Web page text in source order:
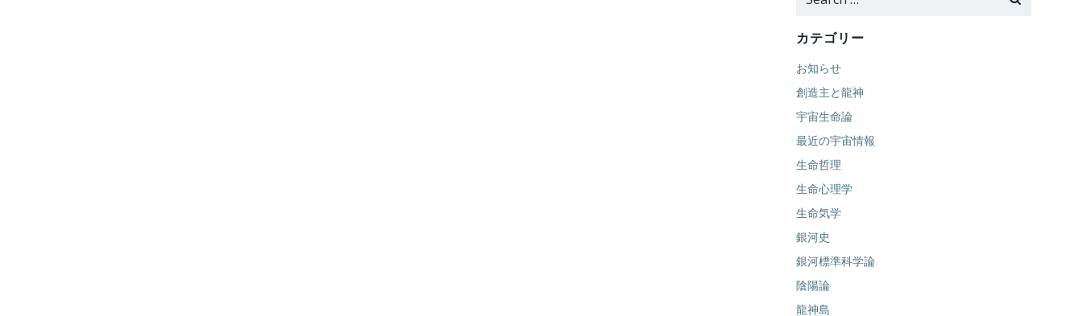
カテゴリー
お知らせ
創造主と龍神
宇宙生命論
最近の宇宙情報
生命哲理
生命心理学
生命気学
銀河史
銀河標準科学論
陰陽論
龍神島